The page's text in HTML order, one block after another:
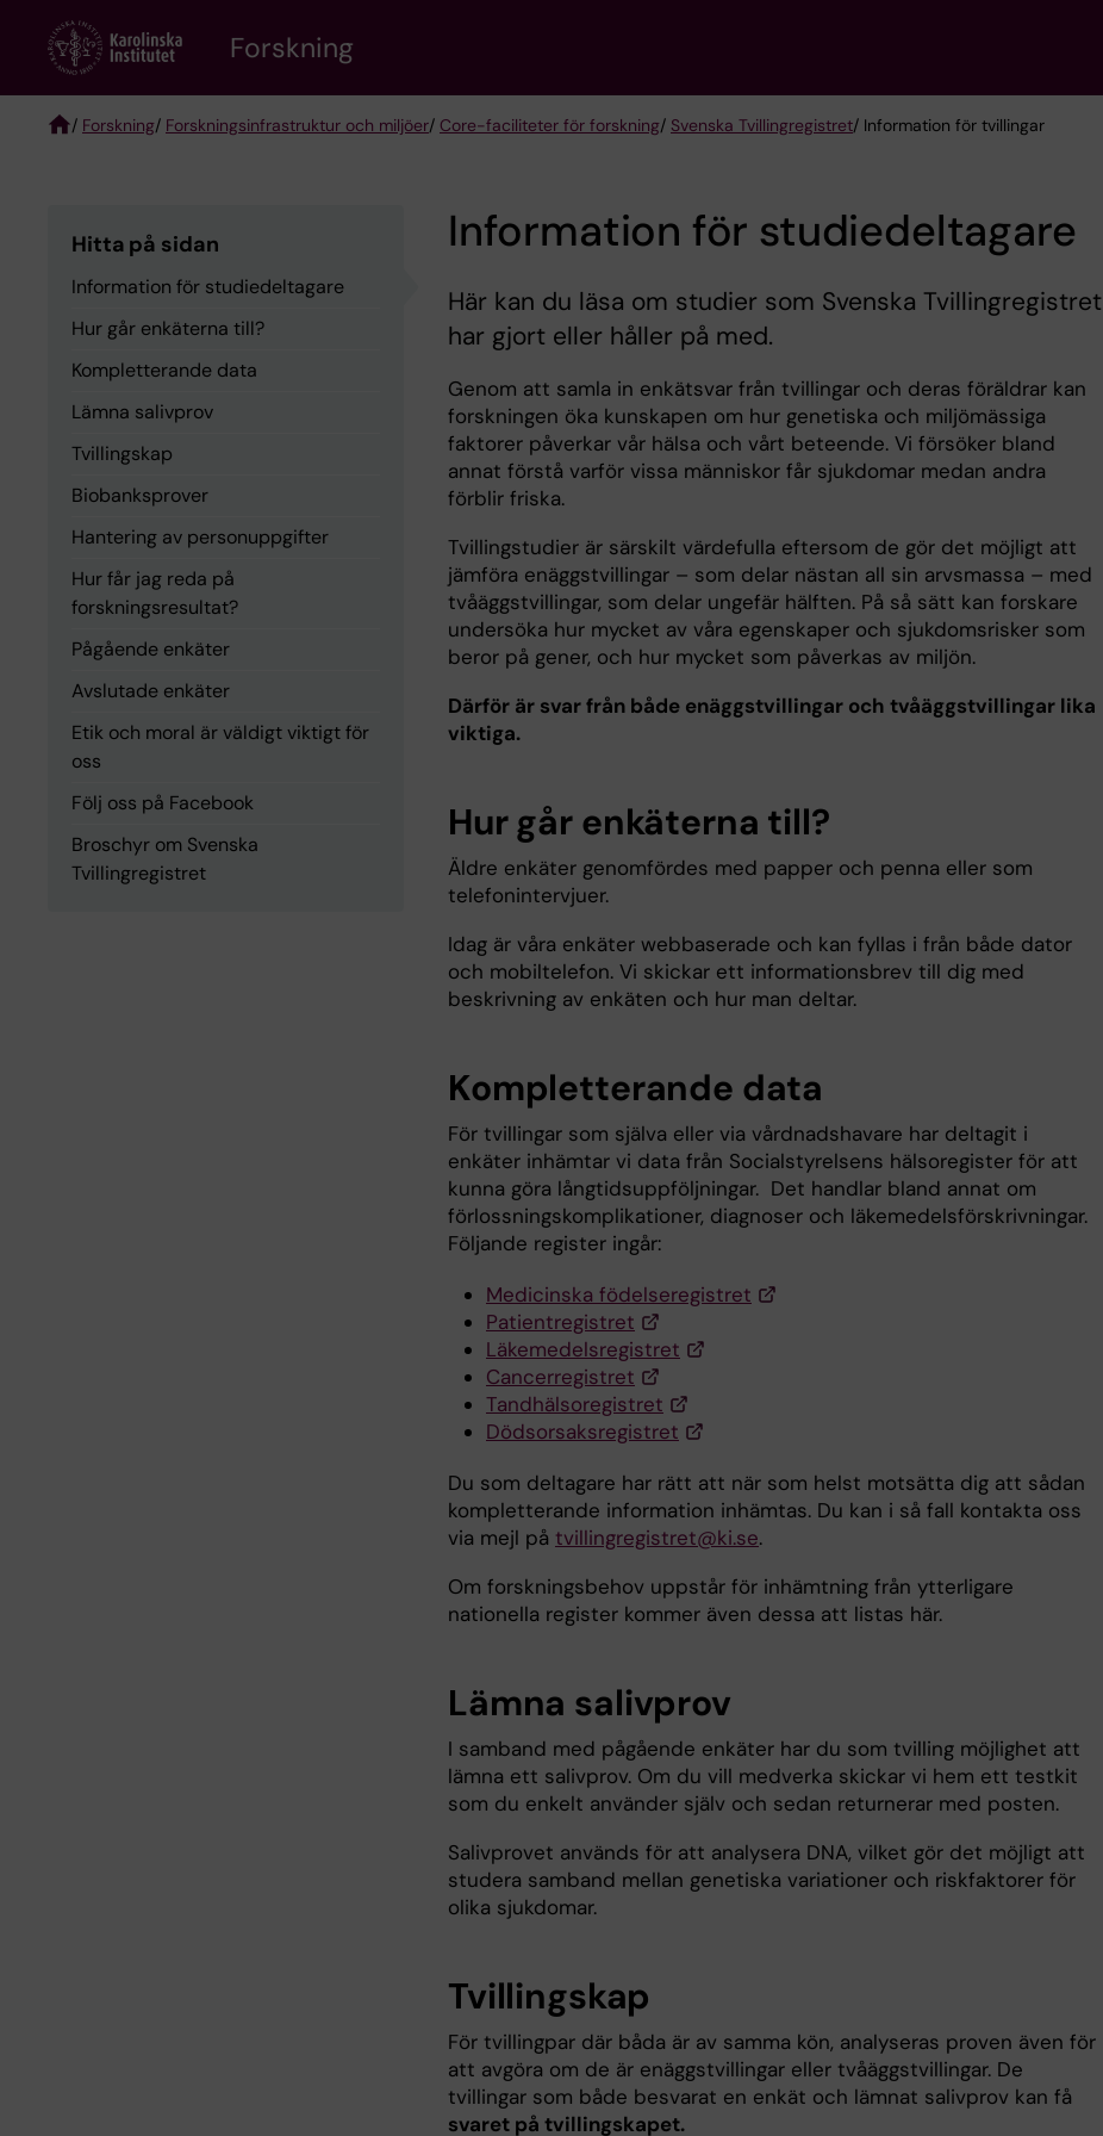
content
Forskning
/ Forskning/ Forskningsinfrastruktur och miljöer/ Core-faciliteter för forskning/ Svenska Tvillingregistret/ Information för tvillingar
Hitta på sidan
Information för studiedeltagare
Hur går enkäterna till?
Kompletterande data
Lämna salivprov
Tvillingskap
Biobanksprover
Hantering av personuppgifter
Hur får jag reda på
forskningsresultat?
Pågående enkäter
Avslutade enkäter
Etik och moral är väldigt viktigt för
oss
Följ oss på Facebook
Broschyr om Svenska
Tvillingregistret
Information för studiedeltagare
Här kan du läsa om studier som Svenska Tvillingregistret
har gjort eller håller på med.
Genom att samla in enkätsvar från tvillingar och deras föräldrar kan
forskningen öka kunskapen om hur genetiska och miljömässiga
faktorer påverkar vår hälsa och vårt beteende. Vi försöker bland
annat förstå varför vissa människor får sjukdomar medan andra
förblir friska.
Tvillingstudier är särskilt värdefulla eftersom de gör det möjligt att
jämföra enäggstvillingar – som delar nästan all sin arvsmassa – med
tvåäggstvillingar, som delar ungefär hälften. På så sätt kan forskare
undersöka hur mycket av våra egenskaper och sjukdomsrisker som
beror på gener, och hur mycket som påverkas av miljön.
Därför är svar från både enäggstvillingar och tvåäggstvillingar lika
viktiga.
Hur går enkäterna till?
Äldre enkäter genomfördes med papper och penna eller som
telefonintervjuer.
Idag är våra enkäter webbaserade och kan fyllas i från både dator
och mobiltelefon. Vi skickar ett informationsbrev till dig med
beskrivning av enkäten och hur man deltar.
Kompletterande data
För tvillingar som själva eller via vårdnadshavare har deltagit i
enkäter inhämtar vi data från Socialstyrelsens hälsoregister för att
kunna göra långtidsuppföljningar. Det handlar bland annat om
förlossningskomplikationer, diagnoser och läkemedelsförskrivningar.
Följande register ingår:
Medicinska födelseregistret
Patientregistret
Läkemedelsregistret
Cancerregistret
Tandhälsoregistret
Dödsorsaksregistret
Du som deltagare har rätt att när som helst motsätta dig att sådan
kompletterande information inhämtas. Du kan i så fall kontakta oss
via mejl på tvillingregistret@ki.se.
Om forskningsbehov uppstår för inhämtning från ytterligare
nationella register kommer även dessa att listas här.
Lämna salivprov
I samband med pågående enkäter har du som tvilling möjlighet att
lämna ett salivprov. Om du vill medverka skickar vi hem ett testkit
som du enkelt använder själv och sedan returnerar med posten.
Salivprovet används för att analysera DNA, vilket gör det möjligt att
studera samband mellan genetiska variationer och riskfaktorer för
olika sjukdomar.
Tvillingskap
För tvillingpar där båda är av samma kön, analyseras proven även för
att avgöra om de är enäggstvillingar eller tvåäggstvillingar. De
tvillingar som både besvarat en enkät och lämnat salivprov kan få
svaret på tvillingskapet.